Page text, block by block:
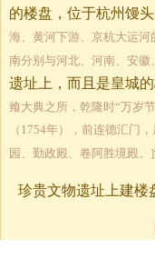
的楼盘，位于杭州馒
海、黄河下游、京杭大运
南分别与河北、河南、安
遗址上，而且是皇城
飨大典之所，乾隆时“万岁
（1754年），前连德汇门
园、勤政殿、卷阿胜境殿。]
珍贵文物遗址上建楼